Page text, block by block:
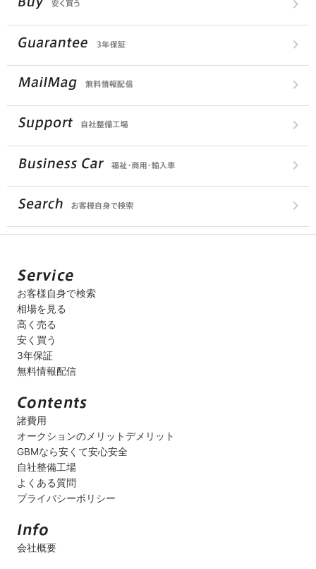
お客様自身で検索
相場を見る
高く売る
安く買う
3年保証
無料情報配信
諸費用
オークションのメリットデメリット
GBMなら安くて安心安全
自社整備工場
よくある質問
プライバシーポリシー
会社概要